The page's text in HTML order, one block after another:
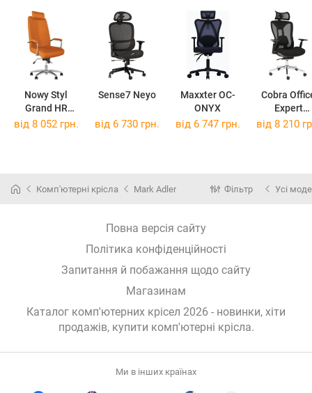
Nowy Styl
Grand HR
Anyfix
Sense7 Neyo
Maxxter OC-
ONYX
Cobra
Expert
HF702BK
від 8 052 грн. від 6 730 грн. від 6 747 грн. від 8 210
Комп'ютерні крісла Mark Adler Фільтр Усі
Повна версія сайту
Політика конфіденційності
Запитання й побажання щодо сайту
Магазинам
Каталог комп'ютерних крісел 2026 - новинки, хіти
продажів, купити комп'ютерні крісла.
Ми в інших країнах